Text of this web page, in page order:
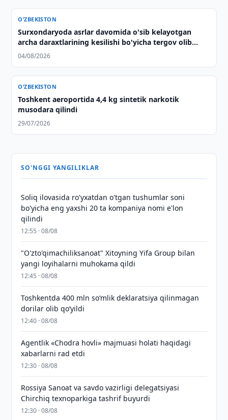
O‘ZBEKISTON
Surxondaryoda asrlar davomida o'sib kelayotgan
archa daraxtlarining kesilishi bo'yicha tergov olib
borilmoqda
04/08/2026
O‘ZBEKISTON
Toshkent aeroportida 4,4 kg sintetik narkotik
musodara qilindi
29/07/2026
SO'NGGI YANGILIKLAR
Soliq ilovasida ro'yxatdan o'tgan tushumlar soni
bo'yicha eng yaxshi 20 ta kompaniya nomi e'lon
qilindi
12:55 · 08/08
"O'zto'qimachiliksanoat" Xitoyning Yifa Group bilan
yangi loyihalarni muhokama qildi
12:45 · 08/08
Toshkentda 400 mln so‘mlik deklaratsiya qilinmagan
dorilar olib qo‘yildi
12:40 · 08/08
Agentlik «Chodra hovli» majmuasi holati haqidagi
xabarlarni rad etdi
12:30 · 08/08
Rossiya Sanoat va savdo vazirligi delegatsiyasi
Chirchiq texnoparkiga tashrif buyurdi
12:30 · 08/08